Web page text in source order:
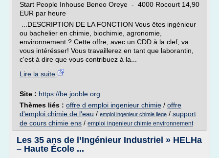
Start People Inhouse Beneo Oreye - 4000 Rocourt 14,90
EUR par heure
...DESCRIPTION DE LA FONCTION Vous êtes ingénieur
ou bachelier en chimie, biochimie, agronomie,
environnement ? Cette offre, avec un CDD à la clef, va
vous intérésser! Vous travaillerez en tant que laborantin,
c'est à dire que vous contribuez à la...
Lire la suite
Site : https://be.jooble.org
Thèmes liés : offre d emploi ingenieur chimie / offre
d'emploi chimie de l'eau / emploi ingenieur chimie liege / support
de cours chimie ens / emploi ingenieur chimie environnement
Les 35 ans de l’Ingénieur Industriel » HELHa
– Haute École ...